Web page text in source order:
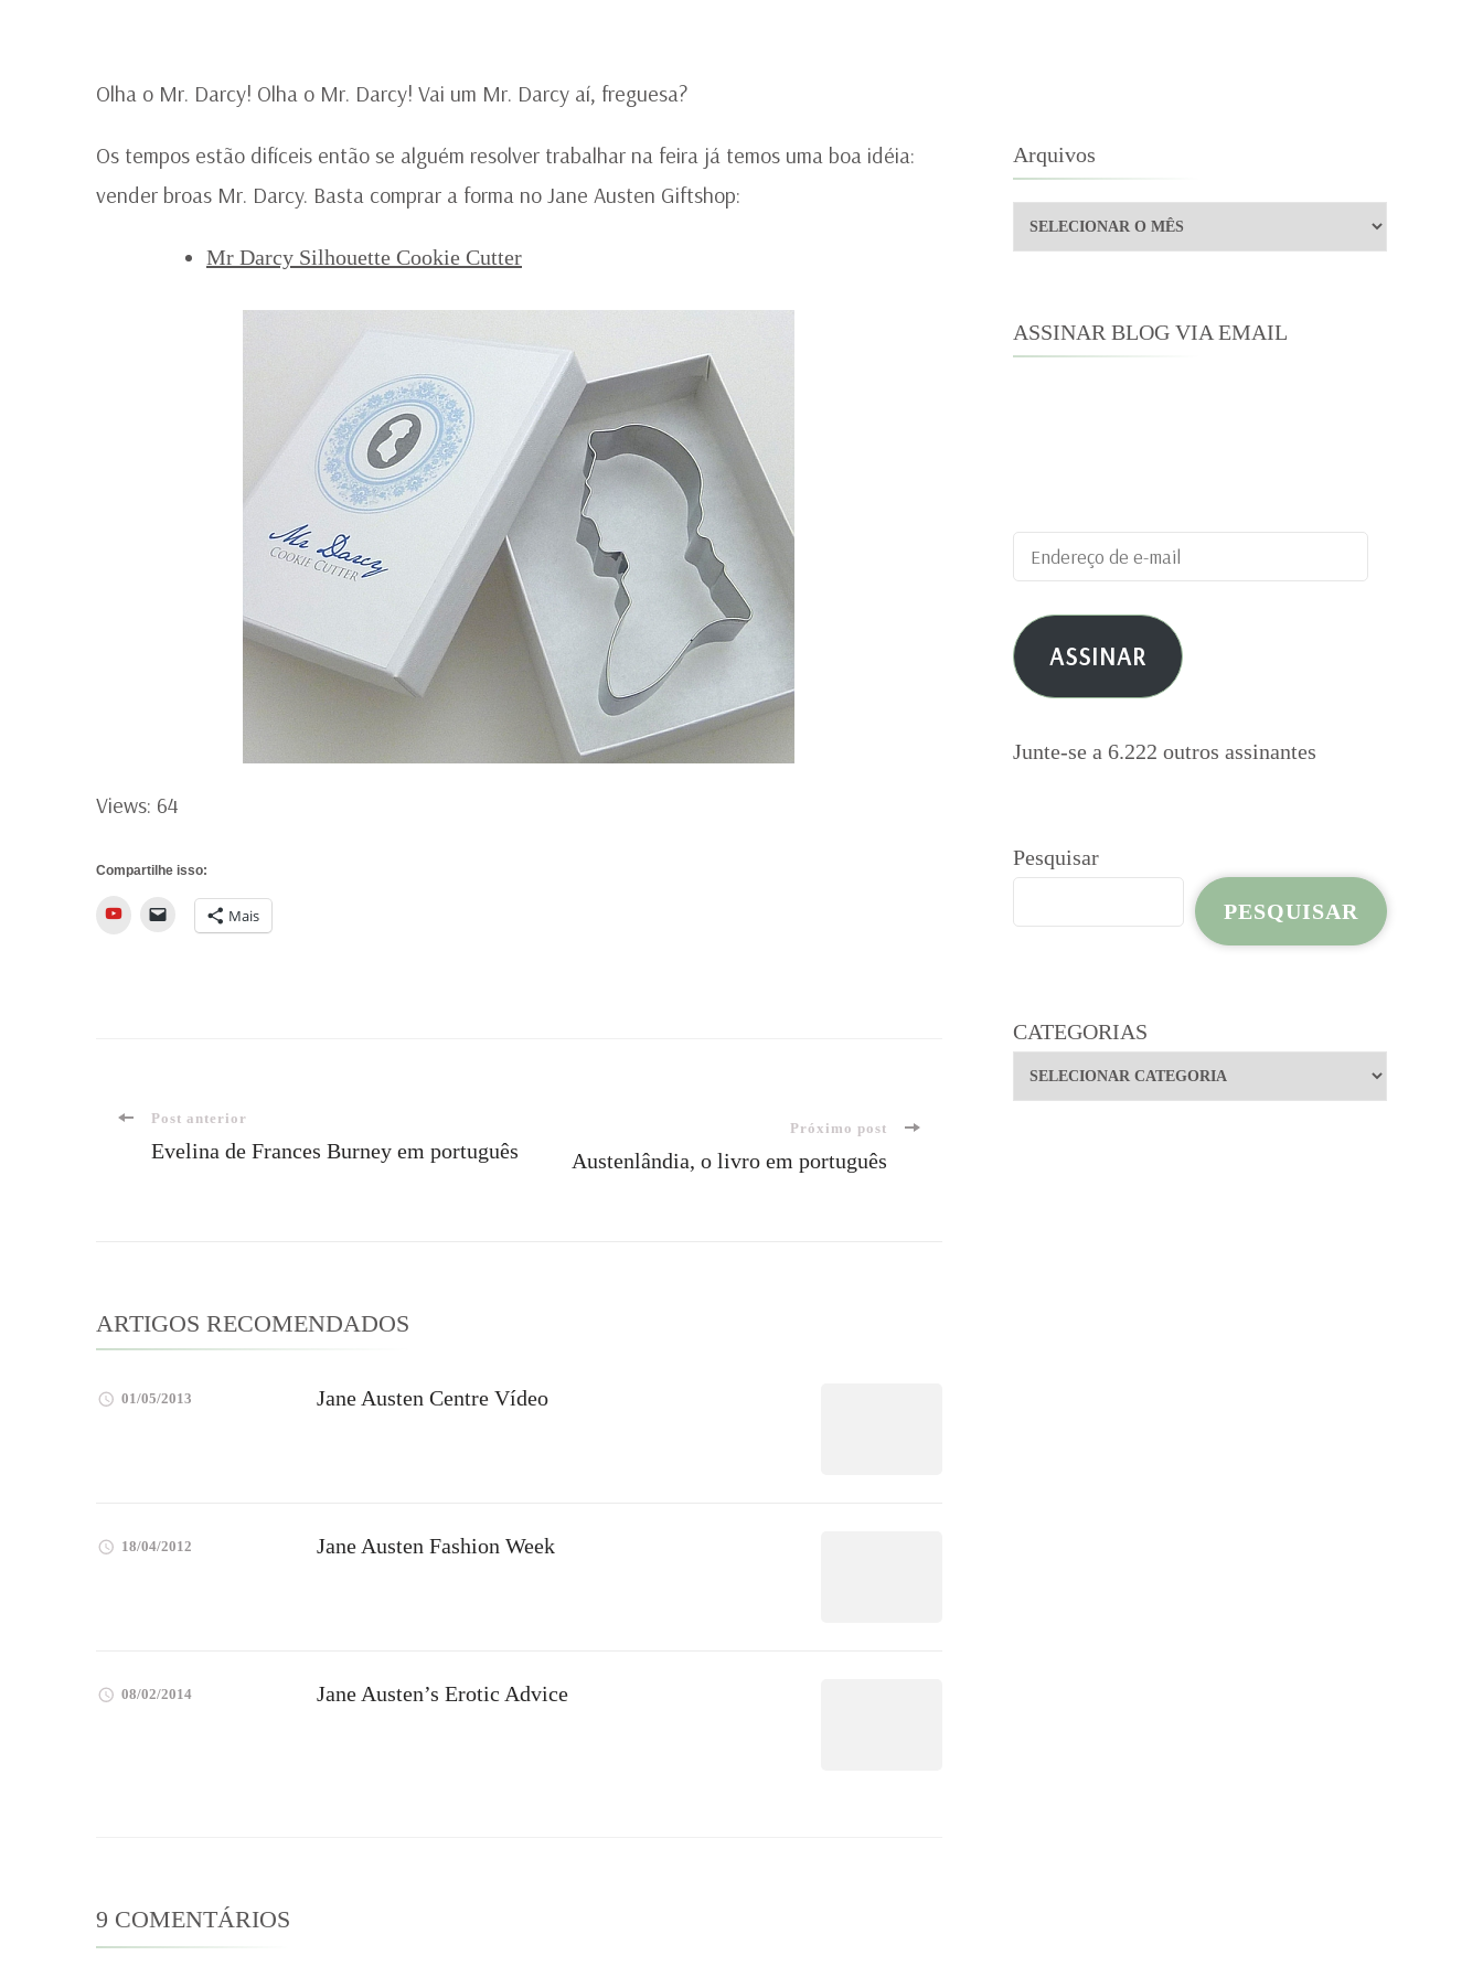
Olha o Mr. Darcy! Olha o Mr. Darcy! Vai um Mr. Darcy aí, freguesa?
Os tempos estão difíceis então se alguém resolver trabalhar na feira já temos uma boa idéia:
vender broas Mr. Darcy. Basta comprar a forma no Jane Austen Giftshop:
Mr Darcy Silhouette Cookie Cutter
Views: 64
Compartilhe isso:
YouTube Mais
Navegação
Post anterior
Evelina de Frances Burney em português
Próximo post
Austenlândia, o livro em português
ARTIGOS RECOMENDADOS
01/05/2013 Jane Austen Centre Vídeo
18/04/2012 Jane Austen Fashion Week
08/02/2014 Jane Austen’s Erotic Advice
9 COMENTÁRIOS
Arquivos
Arquivos
ASSINAR BLOG VIA EMAIL
Endereço
de
e-
mail ASSINAR
Junte-se a 6.222 outros assinantes
Pesquisar
PESQUISAR
CATEGORIAS